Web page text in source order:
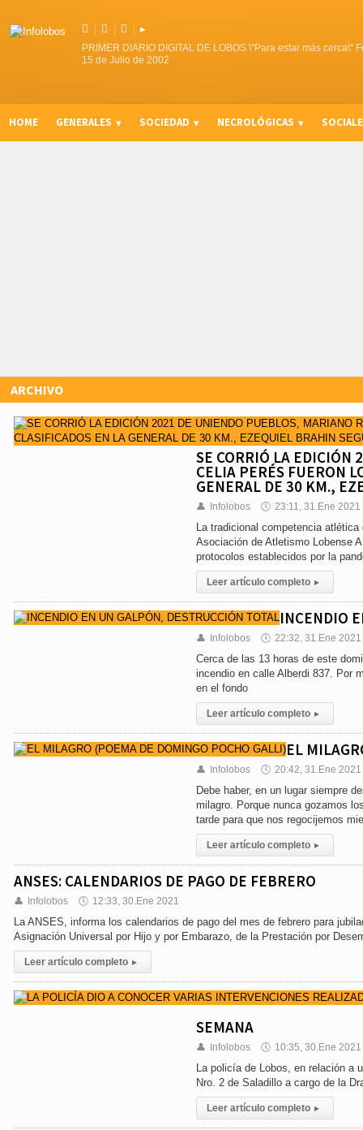
   ▸
PRIMER DIARIO DIGITAL DE LOBOS \"Para estar más cerca\"
15 de Julio de 2002
HOME GENERALES SOCIEDAD NECROLÓGICAS
ARCHIVO
SE CORRIÓ LA EDICIÓN
CELIA PERÉS FUERON
GENERAL DE 30 KM.,
👤 Infolobos 🕔 23:11, 31.Ene 2021
La tradicional competencia
Asociación de Atletismo Lobense
protocolos establecidos por la
Leer artículo completo ▸
INCENDIO
👤 Infolobos 🕔 22:32, 31.Ene 2021
Cerca de las 13 horas de este
incendio en calle Alberdi 837. Por
en el fondo
Leer artículo completo ▸
EL
👤 Infolobos 🕔 20:42, 31.Ene 2021
Debe haber, en un lugar siempre
milagro. Porque nunca gozamos
tarde para que nos regocijemos
Leer artículo completo ▸
ANSES: CALENDARIOS DE PAGO DE FEBRERO
👤 Infolobos 🕔 12:33, 30.Ene 2021
La ANSES, informa los calendarios de pago del mes de febrero para
Asignación Universal por Hijo y por Embarazo, de la Prestación por
Leer artículo completo ▸
SEMANA
👤 Infolobos 🕔 10:35, 30.Ene 2021
La policía de Lobos, en relación a
Nro. 2 de Saladillo a cargo de la
Leer artículo completo ▸